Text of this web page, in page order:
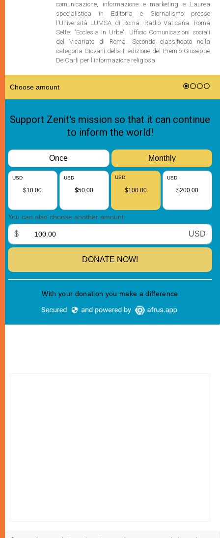
comunicazione, informazione e marketing e Laurea
specialistica in Editoria e Giornalismo presso
l'Università LUMSA di Roma. Radio Vaticana. Roma
Sette. "Ecclesia in Urbe". Ufficio Comunicazioni sociali
del Vicariato di Roma. Secondo classificato nella
categoria Giovani della II edizione del Premio Giuseppe
De Carli per l'informazione religiosa